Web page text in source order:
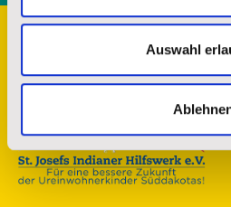
Auswahl